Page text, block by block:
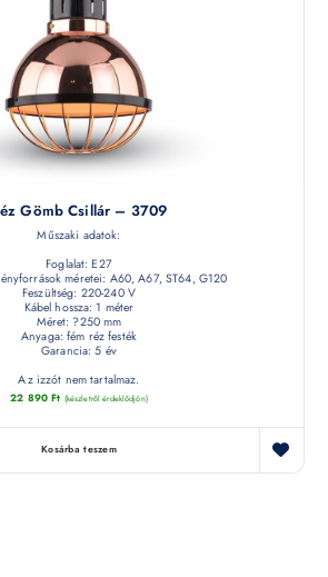
Gömb Csillár – 3709
Műszaki adatok:
Foglalat: E27
méretei: A60, A67, ST64, G120
Feszültség: 220-240 V
Kábel hossza: 1 méter
Méret: ?250 mm
Anyaga: fém réz festék
Garancia: 5 év
Az izzót nem tartalmaz.
22 890Ft (készletről érdeklődjön)
Kosárba teszem